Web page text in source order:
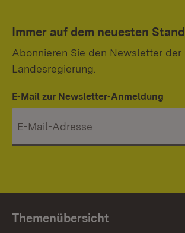
Immer auf dem neuesten Stand
Abonnieren Sie den Newsletter der
Landesregierung.
E-Mail zur Newsletter-Anmeldung
Themenübersicht